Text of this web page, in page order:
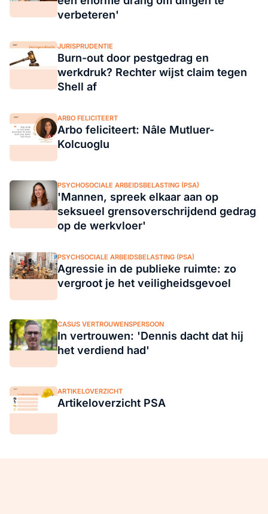
verbeteren'
JURISPRUDENTIE
Burn-out door pestgedrag en
werkdruk? Rechter wijst claim tegen
Shell af
ARBO FELICITEERT
Arbo feliciteert: Nâle Mutluer-
Kolcuoglu
PSYCHOSOCIALE ARBEIDSBELASTING (PSA)
'Mannen, spreek elkaar aan op
seksueel grensoverschrijdend gedrag
op de werkvloer'
PSYCHSOCIALE ARBEIDSBELASTING (PSA)
Agressie in de publieke ruimte: zo
vergroot je het veiligheidsgevoel
CASUS VERTROUWENSPERSOON
In vertrouwen: 'Dennis dacht dat hij
het verdiend had'
ARTIKELOVERZICHT
Artikeloverzicht PSA